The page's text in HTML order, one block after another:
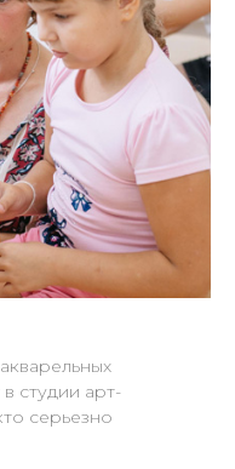
студии арт-
серьезно